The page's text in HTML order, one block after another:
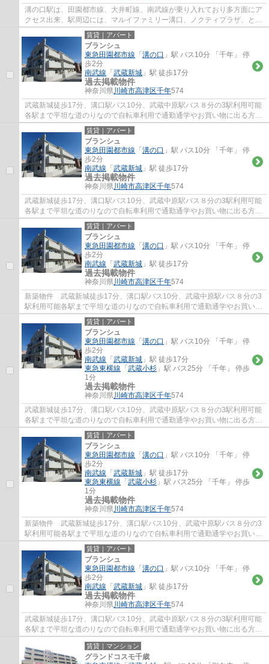
溝の口駅は、田園都市線、大井町線、南武線が乗り入れており多方面にア
クセス出来、駅周辺には、マルイファミリー溝口、ノクティプラザ、とい
ったデパートやレストラン街、イトーヨー...
賃貸｜アパート
ブランシュ
東急田園都市線 「 溝の口 」駅 バス10分 「千年」 停
歩2分
南武線 「 武蔵新城 」駅 徒歩17分
過去掲載物件
神奈川県川崎市高津区千年574
武蔵新城徒歩17分、溝口駅バス10分、武蔵中原駅バス８分の3駅利用可能
各駅まで平坦な道のりなので自転車利用で通勤通学やお買い物に出る方も
多い地域です。オートロック、宅配BOX、シ...
賃貸｜アパート
ブランシュ
東急田園都市線 「 溝の口 」駅 バス10分 「千年」 停
歩2分
南武線 「 武蔵新城 」駅 徒歩17分
過去掲載物件
神奈川県川崎市高津区千年574
武蔵新城徒歩17分、溝口駅バス10分、武蔵中原駅バス８分の3駅利用可能
各駅まで平坦な道のりなので自転車利用で通勤通学やお買い物に出る方も
多い地域です。オートロック、宅配BOX、シ...
賃貸｜アパート
ブランシュ
東急田園都市線 「 溝の口 」駅 バス10分 「千年」 停
歩2分
南武線 「 武蔵新城 」駅 徒歩17分
過去掲載物件
神奈川県川崎市高津区千年574
新築物件 武蔵新城徒歩17分、溝口駅バス10分、武蔵中原駅バス８分の3
駅利用可能各駅まで平坦な道のりなので自転車利用で通勤通学やお買い物
に出る方も多い地域です。オートロック、宅...
賃貸｜アパート
ブランシュ
東急田園都市線 「 溝の口 」駅 バス10分 「千年」 停
歩2分
南武線 「 武蔵新城 」駅 徒歩17分
東急東横線 「 武蔵小杉 」駅 バス25分 「千年」 停歩
1分
過去掲載物件
神奈川県川崎市高津区千年574
武蔵新城徒歩17分、溝口駅バス10分、武蔵中原駅バス８分の3駅利用可能
各駅まで平坦な道のりなので自転車利用で通勤通学やお買い物に出る方も
多い地域です。オートロック、宅配BOX、シ...
賃貸｜アパート
ブランシュ
東急田園都市線 「 溝の口 」駅 バス10分 「千年」 停
歩2分
南武線 「 武蔵新城 」駅 徒歩17分
東急東横線 「 武蔵小杉 」駅 バス25分 「千年」 停歩
1分
過去掲載物件
神奈川県川崎市高津区千年574
新築物件 武蔵新城徒歩17分、溝口駅バス10分、武蔵中原駅バス８分の3
駅利用可能各駅まで平坦な道のりなので自転車利用で通勤通学やお買い物
に出る方も多い地域です。オートロック、宅...
賃貸｜アパート
ブランシュ
東急田園都市線 「 溝の口 」駅 バス10分 「千年」 停
歩2分
南武線 「 武蔵新城 」駅 徒歩17分
過去掲載物件
神奈川県川崎市高津区千年574
武蔵新城徒歩17分、溝口駅バス10分、武蔵中原駅バス８分の3駅利用可能
各駅まで平坦な道のりなので自転車利用で通勤通学やお買い物に出る方も
多い地域です。オートロック、宅配BOX、シ...
賃貸｜マンション
グランドコスモ千歳